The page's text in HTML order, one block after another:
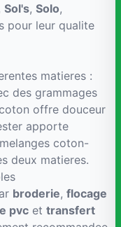
Sol's, Solo,
pour leur qualite
matieres :
des grammages
offre douceur
apporte
coton-
deux matieres.
broderie, flocage
pvc et transfert